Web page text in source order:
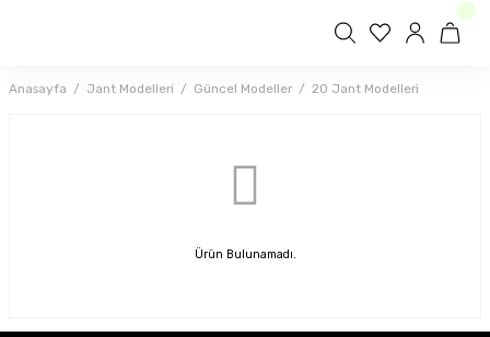
Anasayfa Jant Modelleri Güncel Modeller 20 Jant Modelleri
Ürün Bulunamadı.